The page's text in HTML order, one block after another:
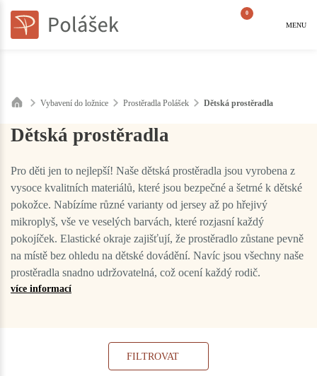
0
MENU
Vybavení do ložnice Prostěradla Polášek Dětská prostěradla
Dětská prostěradla
Pro děti jen to nejlepší! Naše dětská prostěradla jsou vyrobena z
vysoce kvalitních materiálů, které jsou bezpečné a šetrné k dětské
pokožce. Nabízíme různé varianty od jersey až po hřejivý
mikroplyš, vše ve veselých barvách, které rozjasní každý
pokojíček. Elastické okraje zajišťují, že prostěradlo zůstane pevně
na místě bez ohledu na dětské dovádění. Navíc jsou všechny naše
prostěradla snadno udržovatelná, což ocení každý rodič.
více informací
FILTROVAT